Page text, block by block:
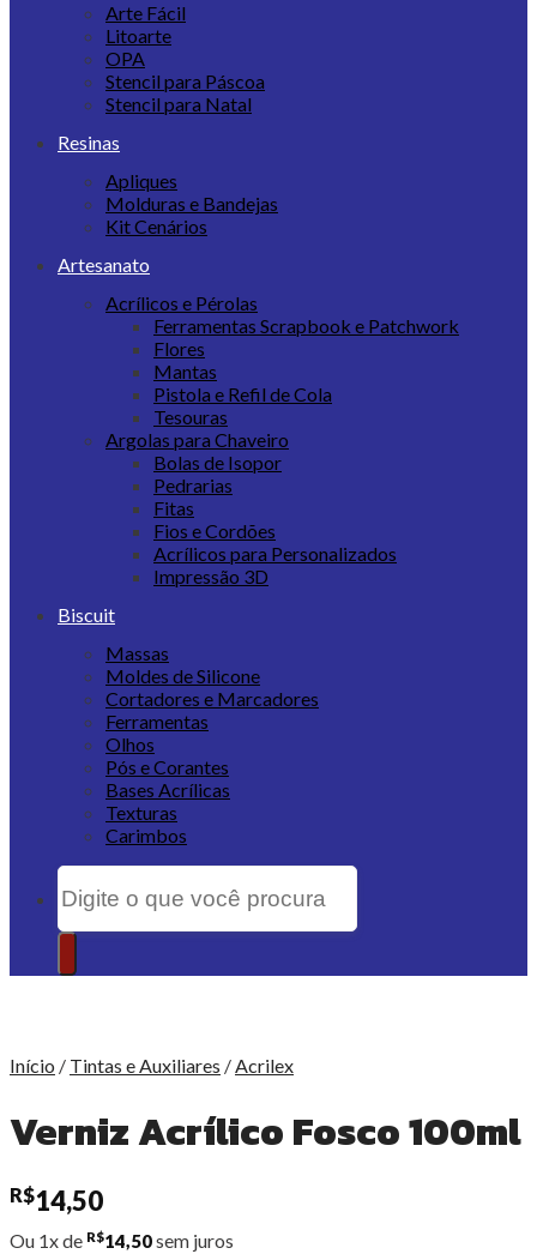
Arte Fácil
Litoarte
OPA
Stencil para Páscoa
Stencil para Natal
Resinas
Apliques
Molduras e Bandejas
Kit Cenários
Artesanato
Acrílicos e Pérolas
Ferramentas Scrapbook e Patchwork
Flores
Mantas
Pistola e Refil de Cola
Tesouras
Argolas para Chaveiro
Bolas de Isopor
Pedrarias
Fitas
Fios e Cordões
Acrílicos para Personalizados
Impressão 3D
Biscuit
Massas
Moldes de Silicone
Cortadores e Marcadores
Ferramentas
Olhos
Pós e Corantes
Bases Acrílicas
Texturas
Carimbos
Pesquisar
por:
Início / Tintas e Auxiliares /Acrilex
Verniz Acrílico Fosco 100ml
R$14,50
Ou 1x de R$14,50sem juros